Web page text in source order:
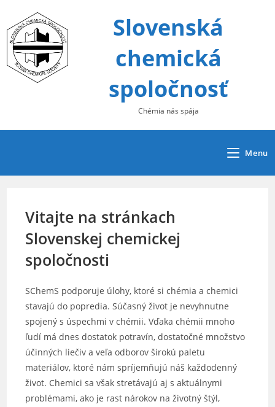
content
Slovenská
chemická
spoločnosť
Chémia nás spája
Menu
Vitajte na stránkach
Slovenskej chemickej
spoločnosti
SChemS podporuje úlohy, ktoré si chémia a chemici
stavajú do popredia. Súčasný život je nevyhnutne
spojený s úspechmi v chémii. Vďaka chémii mnoho
ľudí má dnes dostatok potravín, dostatočné množstvo
účinných liečiv a veľa odborov širokú paletu
materiálov, ktoré nám spríjemňujú náš každodenný
život. Chemici sa však stretávajú aj s aktuálnymi
problémami, ako je rast nárokov na životný štýl,